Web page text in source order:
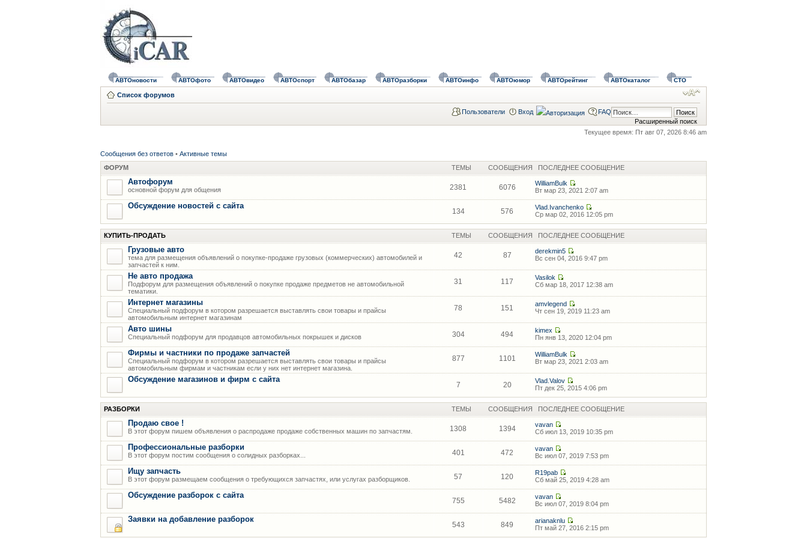
АВТОновости АВТОфото АВТОвидео АВТОспорт АВТОбазар АВТОразборки АВТОинфо АВТОюмор АВТОрейтинг АВТОкаталог СТО
Список форумов
Расширенный поиск
Пользователи Вход FAQ
Текущее время: Пт авг 07, 2026 8:46 am
Сообщения без ответов • Активные темы
ФОРУМ
ТЕМЫ СООБЩЕНИЯ ПОСЛЕДНЕЕ СООБЩЕНИЕ
Автофорум
основной форум для общения 2381 6076
WilliamBulk
Вт мар 23, 2021 2:07 am
Обсуждение новостей с сайта
134 576
Vlad.Ivanchenko
Ср мар 02, 2016 12:05 pm
КУПИТЬ-ПРОДАТЬ ТЕМЫ СООБЩЕНИЯ ПОСЛЕДНЕЕ СООБЩЕНИЕ
Грузовые авто
тема для размещения объявлений о покупке-продаже грузовых (коммерческих) автомобилей и
запчастей к ним.
42 87
derekmin5
Вс сен 04, 2016 9:47 pm
Не авто продажа
Подфорум для размещения объявлений о покупке продаже предметов не автомобильной
тематики.
31 117
Vasilok
Сб мар 18, 2017 12:38 am
Интернет магазины
Специальный подфорум в котором разрешается выставлять свои товары и прайсы
автомобильным интернет магазинам
78 151
amvlegend
Чт сен 19, 2019 11:23 am
Авто шины
Специальный подфорум для продавцов автомобильных покрышек и дисков 304 494
kimex
Пн янв 13, 2020 12:04 pm
Фирмы и частники по продаже запчастей
Специальный подфорум в котором разрешается выставлять свои товары и прайсы
автомобильным фирмам и частникам если у них нет интернет магазина.
877 1101
WilliamBulk
Вт мар 23, 2021 2:03 am
Обсуждение магазинов и фирм с сайта
7 20
Vlad.Valov
Пт дек 25, 2015 4:06 pm
РАЗБОРКИ ТЕМЫ СООБЩЕНИЯ ПОСЛЕДНЕЕ СООБЩЕНИЕ
Продаю свое !
В этот форум пишем объявления о распродаже продаже собственных машин по запчастям. 1308 1394
vavan
Сб июл 13, 2019 10:35 pm
Профессиональные разборки
В этот форум постим сообщения о солидных разборках... 401 472
vavan
Вс июл 07, 2019 7:53 pm
Ищу запчасть
В этот форум размещаем сообщения о требующихся запчастях, или услугах разборщиков. 57 120
R19pab
Сб май 25, 2019 4:28 am
Обсуждение разборок с сайта
755 5482
vavan
Вс июл 07, 2019 8:04 pm
Заявки на добавление разборок
543 849
arianaknlu
Пт май 27, 2016 2:15 pm